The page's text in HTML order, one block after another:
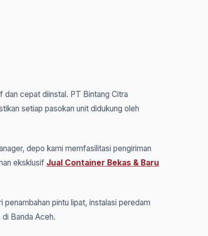
dan cepat diinstal. PT Bintang Citra
setiap pasokan unit didukung oleh
depo kami memfasilitasi pengiriman
eksklusif Jual Container Bekas & Baru
pintu lipat, instalasi peredam
Banda Aceh.